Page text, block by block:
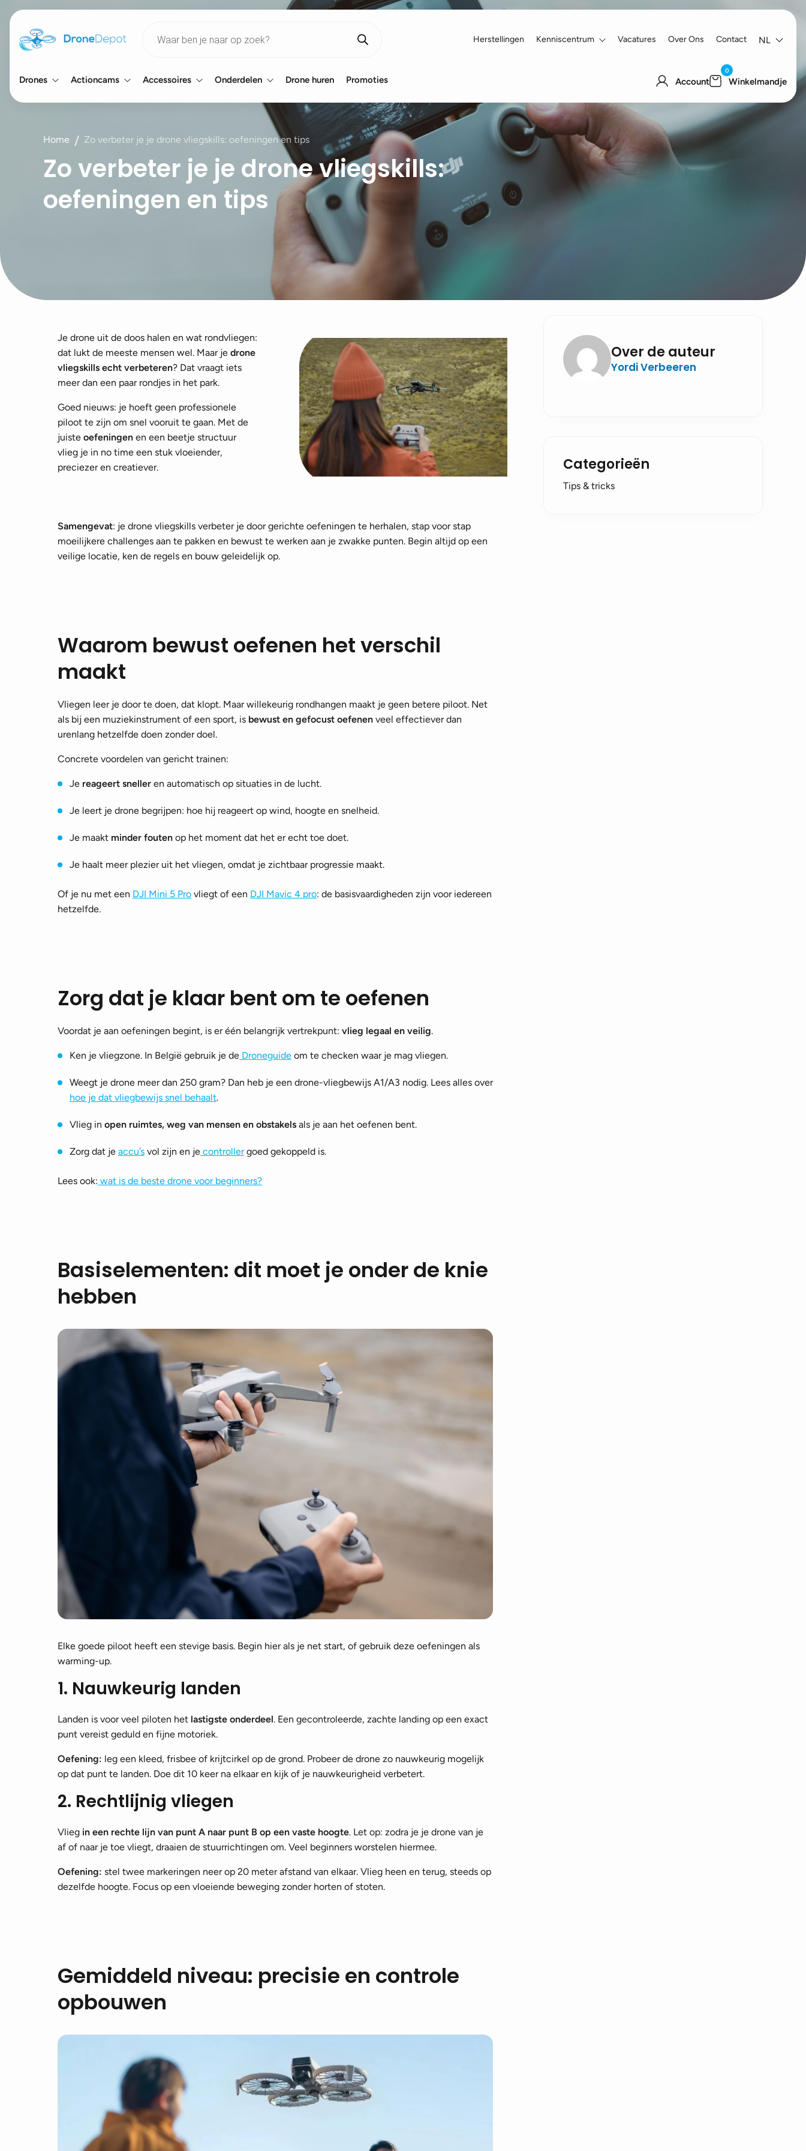
search
Herstellingen Kenniscentrum Vacatures Over Ons Contact NL
Drones Actioncams Accessoires Onderdelen Drone huren Promoties Account
0
Winkelmandje
Home Zo verbeter je je drone vliegskills: oefeningen en tips
Zo verbeter je je drone vliegskills:
oefeningen en tips
Je drone uit de doos halen en wat rondvliegen:
dat lukt de meeste mensen wel. Maar je drone
vliegskills echt verbeteren? Dat vraagt iets
meer dan een paar rondjes in het park.
Goed nieuws: je hoeft geen professionele
piloot te zijn om snel vooruit te gaan. Met de
juiste oefeningen en een beetje structuur
vlieg je in no time een stuk vloeiender,
preciezer en creatiever.
Samengevat: je drone vliegskills verbeter je door gerichte oefeningen te herhalen, stap voor stap
moeilijkere challenges aan te pakken en bewust te werken aan je zwakke punten. Begin altijd op een
veilige locatie, ken de regels en bouw geleidelijk op.
Waarom bewust oefenen het verschil
maakt
Vliegen leer je door te doen, dat klopt. Maar willekeurig rondhangen maakt je geen betere piloot. Net
als bij een muziekinstrument of een sport, is bewust en gefocust oefenen veel effectiever dan
urenlang hetzelfde doen zonder doel.
Concrete voordelen van gericht trainen:
Je reageert sneller en automatisch op situaties in de lucht.
Je leert je drone begrijpen: hoe hij reageert op wind, hoogte en snelheid.
Je maakt minder fouten op het moment dat het er echt toe doet.
Je haalt meer plezier uit het vliegen, omdat je zichtbaar progressie maakt.
Of je nu met een DJI Mini 5 Pro vliegt of een DJI Mavic 4 pro: de basisvaardigheden zijn voor iedereen
hetzelfde.
Zorg dat je klaar bent om te oefenen
Voordat je aan oefeningen begint, is er één belangrijk vertrekpunt: vlieg legaal en veilig.
Ken je vliegzone. In België gebruik je de Droneguide om te checken waar je mag vliegen.
Weegt je drone meer dan 250 gram? Dan heb je een drone-vliegbewijs A1/A3 nodig. Lees alles over
hoe je dat vliegbewijs snel behaalt.
Vlieg in open ruimtes, weg van mensen en obstakels als je aan het oefenen bent.
Zorg dat je accu’s vol zijn en je controllergoed gekoppeld is.
Lees ook: wat is de beste drone voor beginners?
Basiselementen: dit moet je onder de knie
hebben
Elke goede piloot heeft een stevige basis. Begin hier als je net start, of gebruik deze oefeningen als
warming-up.
1. Nauwkeurig landen
Landen is voor veel piloten het lastigste onderdeel. Een gecontroleerde, zachte landing op een exact
punt vereist geduld en fijne motoriek.
Oefening: leg een kleed, frisbee of krijtcirkel op de grond. Probeer de drone zo nauwkeurig mogelijk
op dat punt te landen. Doe dit 10 keer na elkaar en kijk of je nauwkeurigheid verbetert.
2. Rechtlijnig vliegen
Vlieg in een rechte lijn van punt A naar punt B op een vaste hoogte. Let op: zodra je je drone van je
af of naar je toe vliegt, draaien de stuurrichtingen om. Veel beginners worstelen hiermee.
Oefening: stel twee markeringen neer op 20 meter afstand van elkaar. Vlieg heen en terug, steeds op
dezelfde hoogte. Focus op een vloeiende beweging zonder horten of stoten.
Gemiddeld niveau: precisie en controle
opbouwen
Over de auteur
Yordi Verbeeren
Categorieën
Tips & tricks